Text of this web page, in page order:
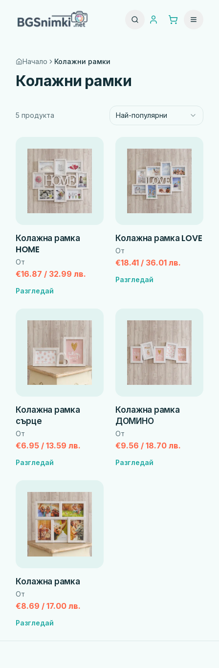
Начало Колажни рамки
Колажни рамки
5 продукта Най-популярни
Колажна рамка
HOME
От
€16.87 / 32.99 лв.
Разгледай
Колажна рамка LOVE
От
€18.41 / 36.01 лв.
Разгледай
Колажна рамка
сърце
От
€6.95 / 13.59 лв.
Разгледай
Колажна рамка
ДОМИНО
От
€9.56 / 18.70 лв.
Разгледай
Колажна рамка
От
€8.69 / 17.00 лв.
Разгледай